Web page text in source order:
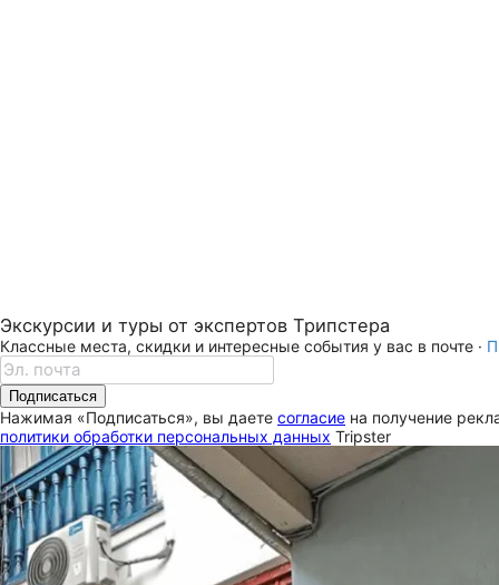
Экскурсии и туры от экспертов Трипстера
Классные места, скидки и интересные события у вас в почте ·
Подписаться
Нажимая «Подписаться», вы даете согласие на получение
политики обработки персональных данных Tripster